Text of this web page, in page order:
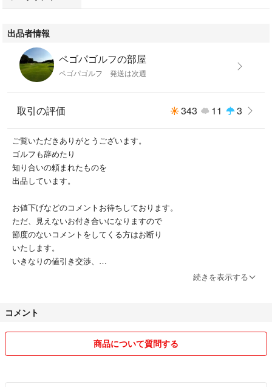
素人ですので、私にはまだ
申請順でお譲りいたします！
素人出品につき
返品、交換はございません。
値段の交渉などコメントください。
コメント途中でも、申請がありましたら
先着順とさせていただきます。
数点まとめて購入される場合は
まとめ割りさせていただきますので
まとめて、専用でお作りします(^-^)v
煙草は吸いませんが、犬を飼っていますので
匂いや毛にはかなり気を付けて
出品および包装をしていますが
素人梱包につき、気になる方はご遠慮ください☆
#ボールビック #VOLVICGOLF #ボールビック #W.ANGLE #W.ANGLEG
#女子 #ゴルフ #レディース
#キャロウェイ #ゴルフウェア
出品者情報
ペゴパゴルフの部屋
ペゴパゴルフ 発送は次週
取引の評価 343 11 3
ご覧いただきありがとうございます。
ゴルフも辞めたり
知り合いの頼まれたものを
出品しています。
お値下げなどのコメントお待ちしております。
ただ、見えないお付き合いになりますので
節度のないコメントをしてくる方はお断り
いたします。
いきなりの値引き交渉、
対応能力がありませんので
またお安くしていきますが
いきなり1割以上の値引きは致しておりません。
購入者優先にさせていただきます。
続きを表示する
コメント
商品について質問する